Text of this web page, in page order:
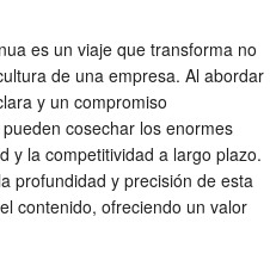
es un viaje que transforma no
de una empresa. Al abordar
y un compromiso
cosechar los enormes
y la competitividad a largo plazo.
profundidad y precisión de esta
contenido, ofreciendo un valor